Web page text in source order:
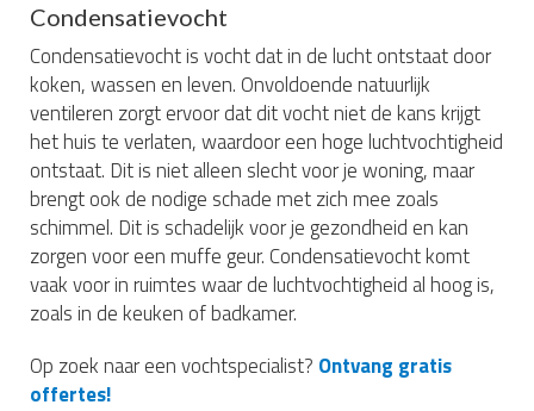
Condensatievocht
Condensatievocht is vocht dat in de lucht ontstaat door
koken, wassen en leven. Onvoldoende natuurlijk
ventileren zorgt ervoor dat dit vocht niet de kans krijgt
het huis te verlaten, waardoor een hoge luchtvochtigheid
ontstaat. Dit is niet alleen slecht voor je woning, maar
brengt ook de nodige schade met zich mee zoals
schimmel. Dit is schadelijk voor je gezondheid en kan
zorgen voor een muffe geur. Condensatievocht komt
vaak voor in ruimtes waar de luchtvochtigheid al hoog is,
zoals in de keuken of badkamer.
Op zoek naar een vochtspecialist? Ontvang gratis
offertes!